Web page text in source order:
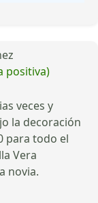
positiva)
veces y
la decoración
para todo el
Vera
novia.